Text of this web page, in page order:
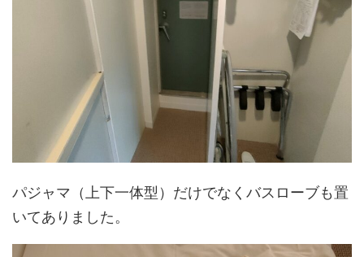
パジャマ（上下一体型）だけでなくバスローブも置
いてありました。